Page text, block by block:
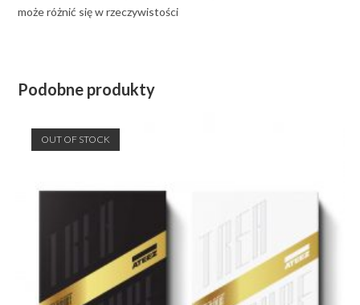
może różnić się w rzeczywistości
Podobne produkty
OUT OF STOCK